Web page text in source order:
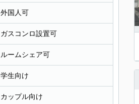
外国人可
ガスコンロ設置可
ルームシェア可
学生向け
カップル向け